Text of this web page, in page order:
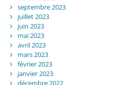
septembre 2023
juillet 2023
juin 2023
mai 2023
avril 2023
mars 2023
février 2023
janvier 2023
décembre 2022